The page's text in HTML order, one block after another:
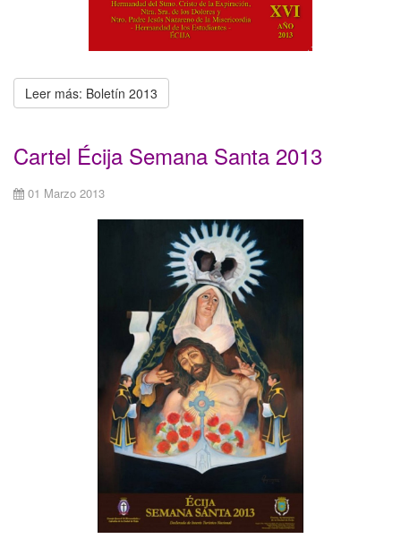
Leer más: Boletín 2013
Cartel Écija Semana Santa 2013
01 Marzo 2013